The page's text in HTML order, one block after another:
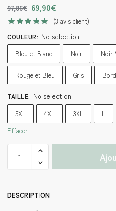
97,86€ 69,90€
(3 avis client)
COULEUR: No selection
Bleu et Blanc Noir Noir
Rouge et Bleu Gris
TAILLE: No selection
5XL 4XL 3XL L
Effacer
DESCRIPTION